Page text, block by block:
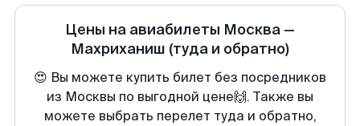
Цены на авиабилеты Москва —
Махриханиш (туда и обратно)
😍 Вы можете купить билет без посредников
из Москвы по выгодной цене🙌. Также вы
можете выбрать перелет туда и обратно,